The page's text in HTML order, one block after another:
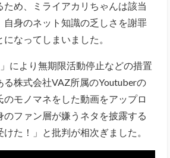
ため、ミライアカリちゃんは該当
自身のネット知識の乏しさを謝罪
なってしまいました。
により無期限活動停止などの措置
る株式会社VAZ所属のYoutuberの
モノマネをした動画をアップロ
のファン層が嫌うネタを披露する
た！」と批判が相次ぎました。